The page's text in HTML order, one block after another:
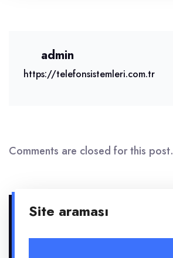
admin
https://telefonsistemleri.com.tr
Comments are closed for this post.
Site araması